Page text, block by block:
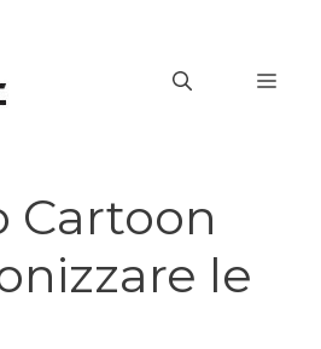
Cartoon
le